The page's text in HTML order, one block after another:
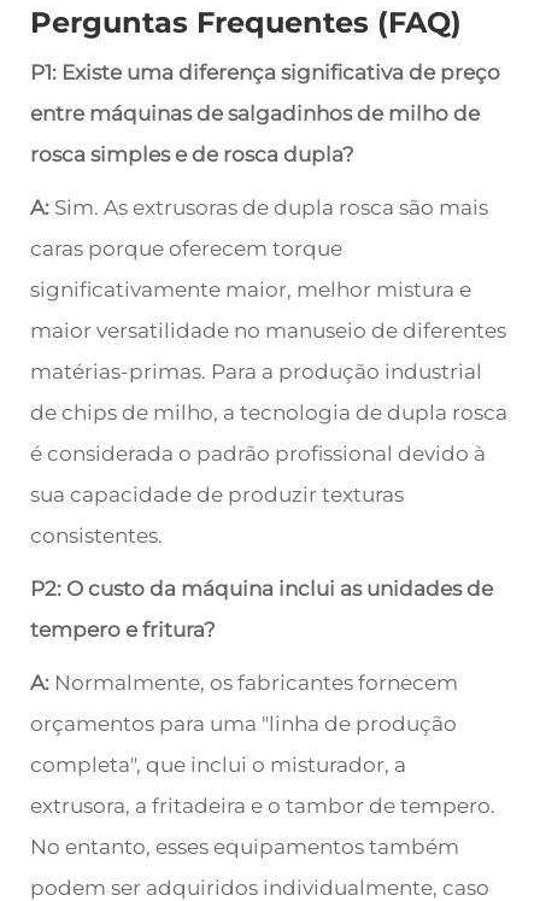
Perguntas Frequentes (FAQ)
P1: Existe uma diferença significativa de preço
entre máquinas de salgadinhos de milho de
rosca simples e de rosca dupla?
A: Sim. As extrusoras de dupla rosca são mais
caras porque oferecem torque
significativamente maior, melhor mistura e
maior versatilidade no manuseio de diferentes
matérias-primas. Para a produção industrial
de chips de milho, a tecnologia de dupla rosca
é considerada o padrão profissional devido à
sua capacidade de produzir texturas
consistentes.
P2: O custo da máquina inclui as unidades de
tempero e fritura?
A: Normalmente, os fabricantes fornecem
orçamentos para uma "linha de produção
completa", que inclui o misturador, a
extrusora, a fritadeira e o tambor de tempero.
No entanto, esses equipamentos também
podem ser adquiridos individualmente, caso